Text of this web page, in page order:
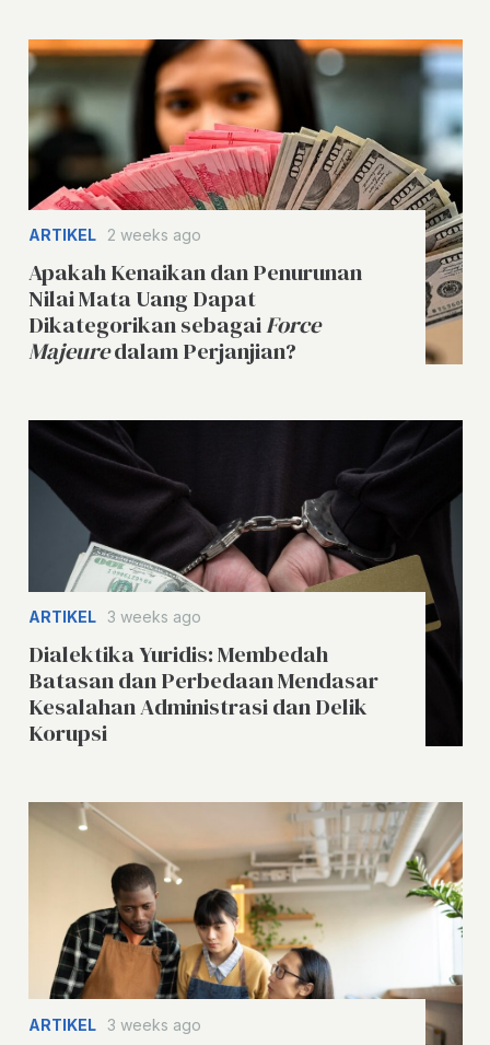
ARTIKEL 2 weeks ago
Apakah Kenaikan dan Penurunan
Nilai Mata Uang Dapat
Dikategorikan sebagaiForce
Majeuredalam Perjanjian?
ARTIKEL 3 weeks ago
Dialektika Yuridis: Membedah
Batasan dan Perbedaan Mendasar
Kesalahan Administrasi dan Delik
Korupsi
ARTIKEL 3 weeks ago